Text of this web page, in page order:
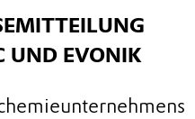
UND EVONIK